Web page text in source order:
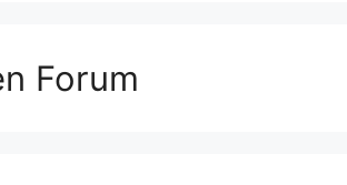
Forum